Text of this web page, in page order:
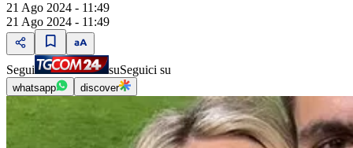
21 Ago 2024 - 11:49
21 Ago 2024 - 11:49
Segui suSeguici su
whatsapp discover